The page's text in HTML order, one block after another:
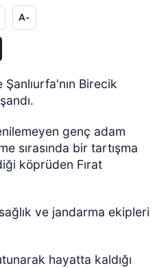
A-
Birecik
genç adam
sırasında bir tartışma
köprüden Fırat
ve jandarma ekipleri
hayatta kaldığı